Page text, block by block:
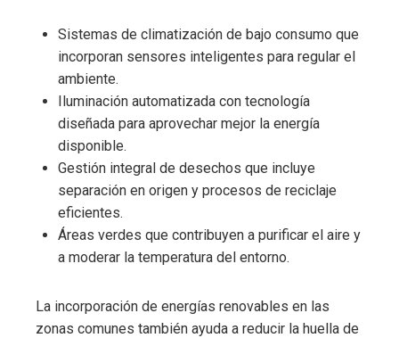
Sistemas de climatización de bajo consumo que
incorporan sensores inteligentes para regular el
ambiente.
Iluminación automatizada con tecnología
diseñada para aprovechar mejor la energía
disponible.
Gestión integral de desechos que incluye
separación en origen y procesos de reciclaje
eficientes.
Áreas verdes que contribuyen a purificar el aire y
a moderar la temperatura del entorno.
La incorporación de energías renovables en las
zonas comunes también ayuda a reducir la huella de